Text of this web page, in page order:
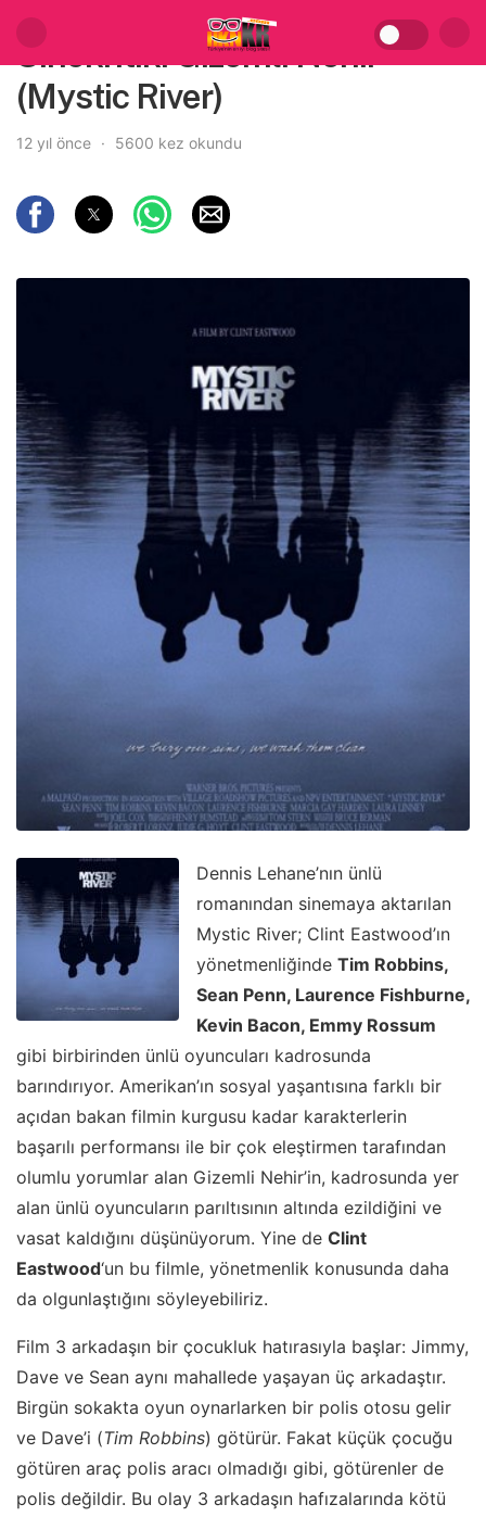
Sinekritik: Gizemli Nehir
(Mystic River)
12 yıl önce 5600 kez okundu
Dennis Lehane’nın ünlü
romanından sinemaya aktarılan
Mystic River; Clint Eastwood’ın
yönetmenliğinde Tim Robbins,
Sean Penn, Laurence Fishburne,
Kevin Bacon, Emmy Rossum
gibi birbirinden ünlü oyuncuları kadrosunda
barındırıyor. Amerikan’ın sosyal yaşantısına farklı bir
açıdan bakan filmin kurgusu kadar karakterlerin
başarılı performansı ile bir çok eleştirmen tarafından
olumlu yorumlar alan Gizemli Nehir’in, kadrosunda yer
alan ünlü oyuncuların parıltısının altında ezildiğini ve
vasat kaldığını düşünüyorum. Yine de Clint
Eastwood‘un bu filmle, yönetmenlik konusunda daha
da olgunlaştığını söyleyebiliriz.
Film 3 arkadaşın bir çocukluk hatırasıyla başlar: Jimmy,
Dave ve Sean aynı mahallede yaşayan üç arkadaştır.
Birgün sokakta oyun oynarlarken bir polis otosu gelir
ve Dave’i (Tim Robbins) götürür. Fakat küçük çocuğu
götüren araç polis aracı olmadığı gibi, götürenler de
polis değildir. Bu olay 3 arkadaşın hafızalarında kötü